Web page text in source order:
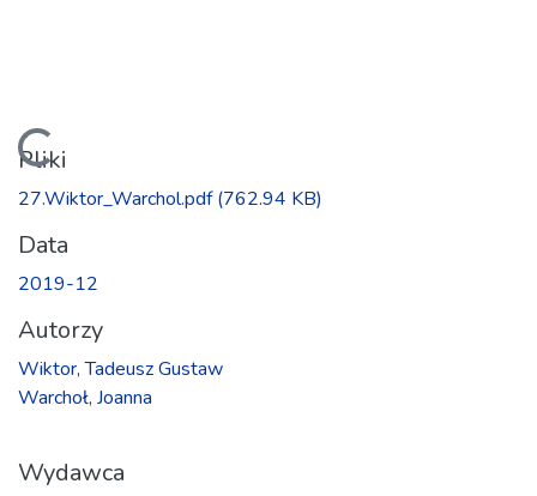
Ładowanie...
Pliki
27.Wiktor_Warchol.pdf(762.94 KB)
Data
2019-12
Autorzy
Wiktor, Tadeusz Gustaw
Warchoł, Joanna
Wydawca